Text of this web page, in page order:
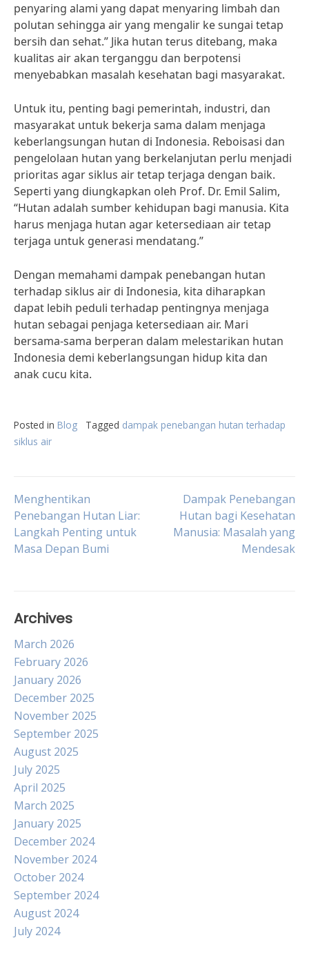
penyaring alami yang dapat menyaring limbah dan
polutan sehingga air yang mengalir ke sungai tetap
bersih dan sehat.” Jika hutan terus ditebang, maka
kualitas air akan terganggu dan berpotensi
menyebabkan masalah kesehatan bagi masyarakat.
Untuk itu, penting bagi pemerintah, industri, dan
masyarakat untuk bekerja sama dalam menjaga
keberlangsungan hutan di Indonesia. Reboisasi dan
pengelolaan hutan yang berkelanjutan perlu menjadi
prioritas agar siklus air tetap terjaga dengan baik.
Seperti yang diungkapkan oleh Prof. Dr. Emil Salim,
“Hutan adalah sumber kehidupan bagi manusia. Kita
harus menjaga hutan agar ketersediaan air tetap
terjaga untuk generasi mendatang.”
Dengan memahami dampak penebangan hutan
terhadap siklus air di Indonesia, kita diharapkan
dapat lebih peduli terhadap pentingnya menjaga
hutan sebagai penjaga ketersediaan air. Mari
bersama-sama berperan dalam melestarikan hutan
Indonesia demi keberlangsungan hidup kita dan
anak cucu kita.
Posted in Blog Tagged dampak penebangan hutan terhadap
siklus air
Post
navigation
Menghentikan
Penebangan Hutan Liar:
Langkah Penting untuk
Masa Depan Bumi
Dampak Penebangan
Hutan bagi Kesehatan
Manusia: Masalah yang
Mendesak
Archives
March 2026
February 2026
January 2026
December 2025
November 2025
September 2025
August 2025
July 2025
April 2025
March 2025
January 2025
December 2024
November 2024
October 2024
September 2024
August 2024
July 2024